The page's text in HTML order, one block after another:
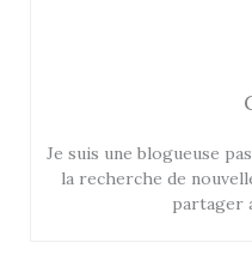
Je suis une blogueuse
la recherche de
partager